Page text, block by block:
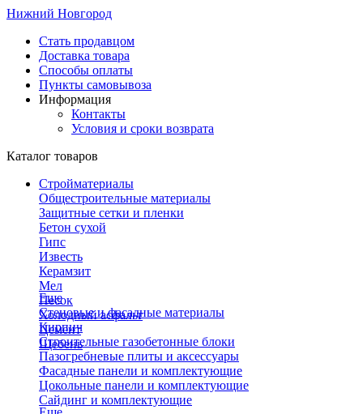
Нижний Новгород
Стать продавцом
Доставка товара
Способы оплаты
Пункты самовывоза
Информация
Контакты
Условия и сроки возврата
Каталог товаров
Стройматериалы
Общестроительные материалы
Защитные сетки и пленки
Бетон сухой
Гипс
Известь
Керамзит
Мел
Песок
Холодный асфальт
Цемент
Щебень
Еще
Стеновые и фасадные материалы
Кирпич
Строительные газобетонные блоки
Пазогребневые плиты и аксессуары
Фасадные панели и комплектующие
Цокольные панели и комплектующие
Сайдинг и комплектующие